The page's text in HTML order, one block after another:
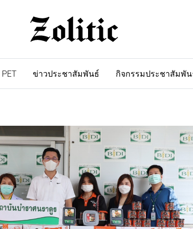
PET ข่าวประชาสัมพันธ์ กิจกรรมประชาสัมพั